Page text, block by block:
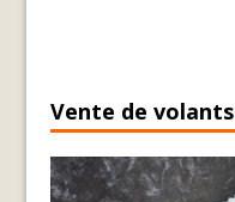
Vente de volants